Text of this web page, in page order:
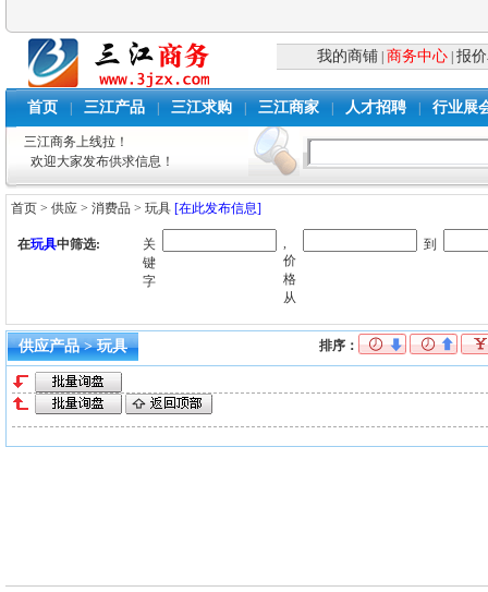
我的商铺 商务中心 |报
首页 三江产品 三江求购 三江商家 人才招聘 行业展
三江商务上线拉！
欢迎大家发布供求信息！
首页 >供应 >消费品 >玩具 [在此发布信息]
在玩具中筛选:
关
键
字
,
价
格
从
到
供应产品 > 玩具 排序：